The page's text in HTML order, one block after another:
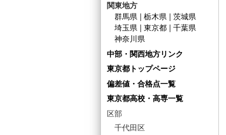
関東地方
群馬県
栃木県
茨城県
埼玉県
東京都
千葉県
神奈川県
中部・関西地方リンク
東京都トップページ
偏差値・合格点一覧
東京都高校・高専一覧
区部
千代田区